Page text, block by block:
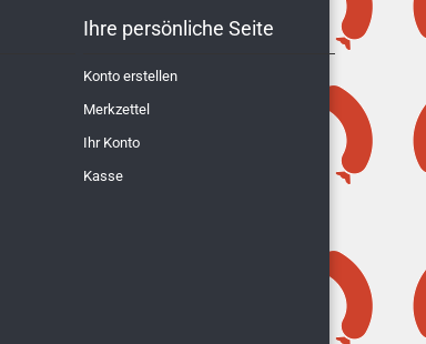
Ihre persönliche Seite
Konto erstellen
Merkzettel
Ihr Konto
Kasse